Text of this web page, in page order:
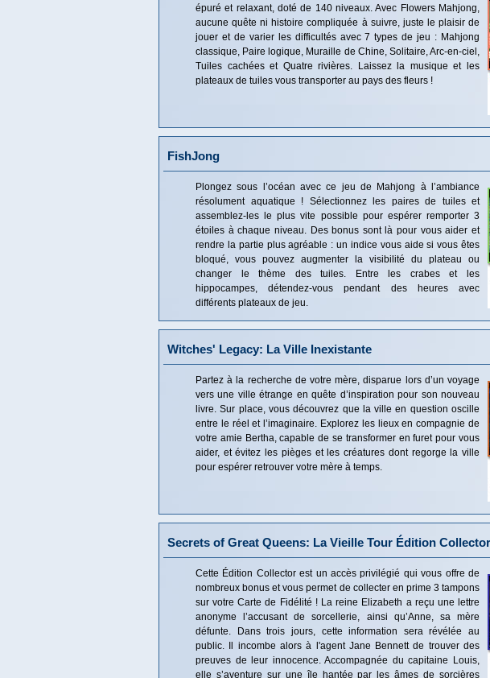
épuré et relaxant, doté de 140 niveaux. Avec Flowers Mahjong,
aucune quête ni histoire compliquée à suivre, juste le plaisir de
jouer et de varier les difficultés avec 7 types de jeu : Mahjong
classique, Paire logique, Muraille de Chine, Solitaire, Arc-en-ciel,
Tuiles cachées et Quatre rivières. Laissez la musique et les
plateaux de tuiles vous transporter au pays des fleurs !
FishJong
Plongez sous l’océan avec ce jeu de Mahjong à l’ambiance
résolument aquatique ! Sélectionnez les paires de tuiles et
assemblez-les le plus vite possible pour espérer remporter 3
étoiles à chaque niveau. Des bonus sont là pour vous aider et
rendre la partie plus agréable : un indice vous aide si vous êtes
bloqué, vous pouvez augmenter la visibilité du plateau ou
changer le thème des tuiles. Entre les crabes et les
hippocampes, détendez-vous pendant des heures avec
différents plateaux de jeu.
Witches' Legacy: La Ville Inexistante
Partez à la recherche de votre mère, disparue lors d’un voyage
vers une ville étrange en quête d’inspiration pour son nouveau
livre. Sur place, vous découvrez que la ville en question oscille
entre le réel et l’imaginaire. Explorez les lieux en compagnie de
votre amie Bertha, capable de se transformer en furet pour vous
aider, et évitez les pièges et les créatures dont regorge la ville
pour espérer retrouver votre mère à temps.
Secrets of Great Queens: La Vieille Tour Édition Collector
Cette Édition Collector est un accès privilégié qui vous offre de
nombreux bonus et vous permet de collecter en prime 3 tampons
sur votre Carte de Fidélité ! La reine Elizabeth a reçu une lettre
anonyme l’accusant de sorcellerie, ainsi qu’Anne, sa mère
défunte. Dans trois jours, cette information sera révélée au
public. Il incombe alors à l'agent Jane Bennett de trouver des
preuves de leur innocence. Accompagnée du capitaine Louis,
elle s’aventure sur une île hantée par les âmes de sorcières